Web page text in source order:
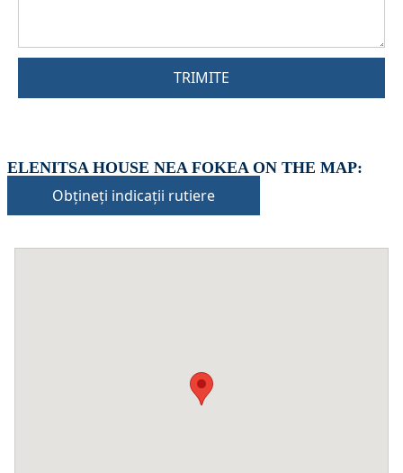
TRIMITE
ELENITSA HOUSE NEA FOKEA ON THE MAP:
Obțineți indicații rutiere